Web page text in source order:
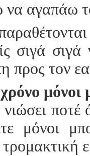
να αγαπάω
σιγά
προς τον
μόνοι
ποτέ
μόνοι